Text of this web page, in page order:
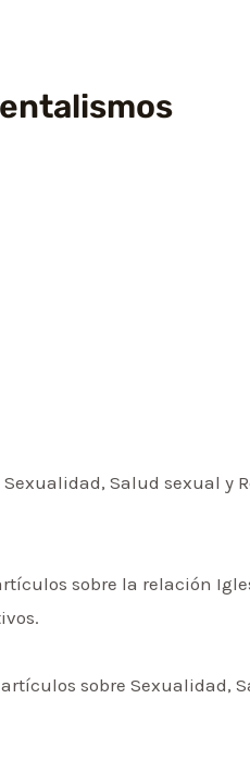
Salud sexual y
sobre la relación
sobre Sexualidad,